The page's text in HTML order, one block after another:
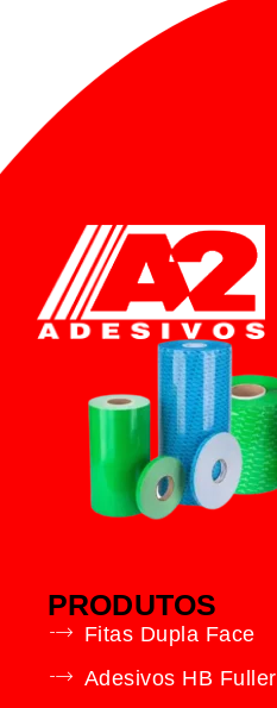
PRODUTOS
Fitas Dupla Face
Adesivos HB Fuller